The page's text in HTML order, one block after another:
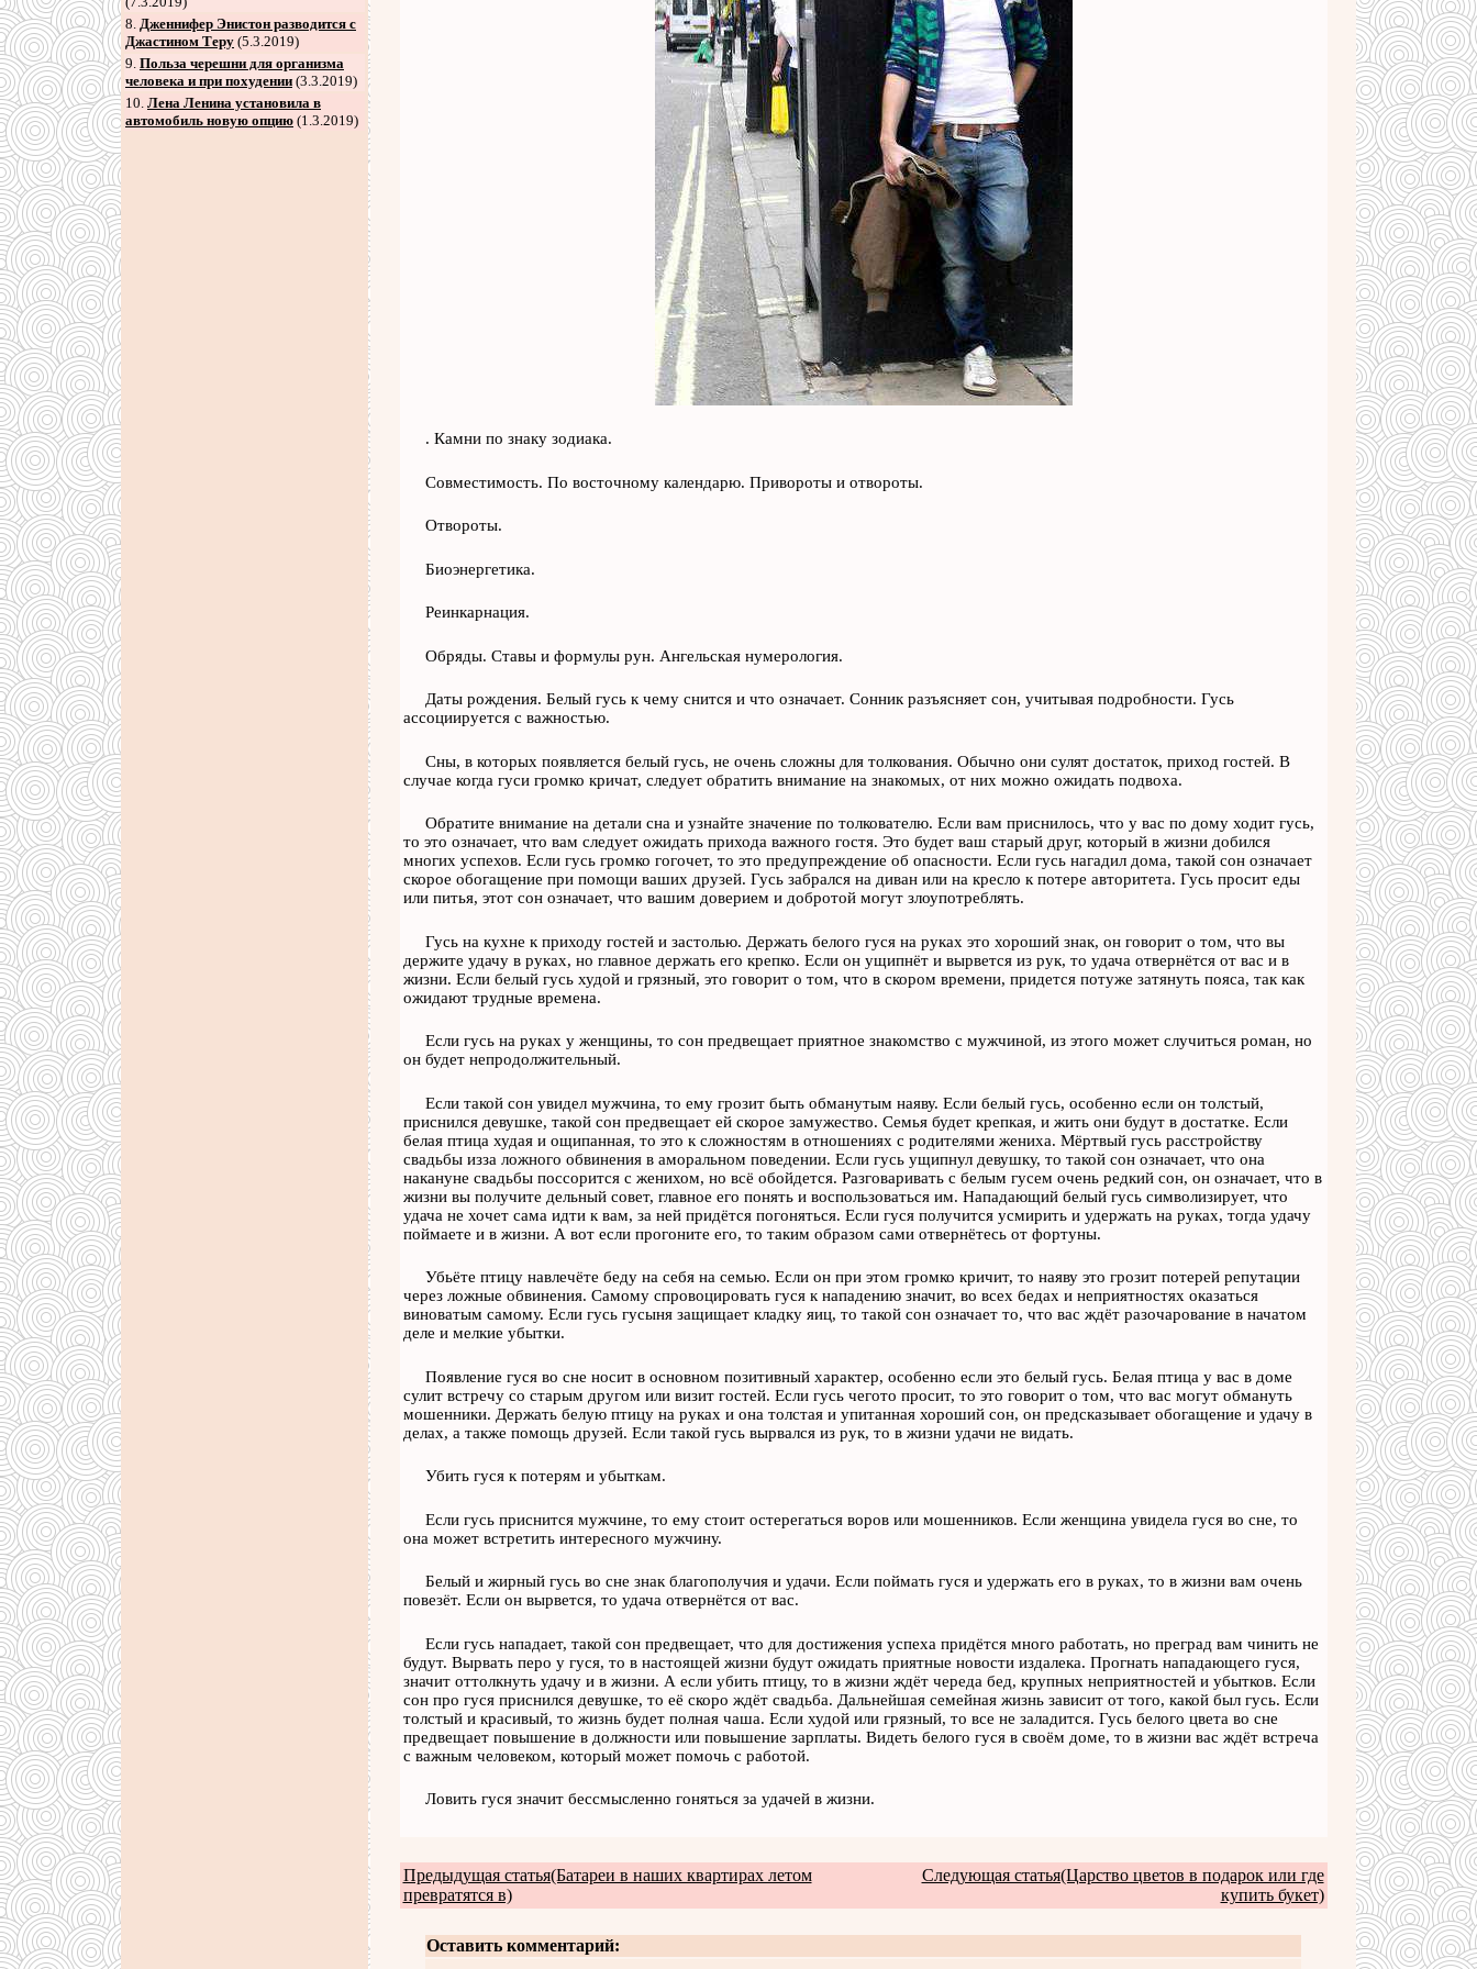
8. Дженнифер Энистон разводится с
Джастином Теру (5.3.2019)
9. Польза черешни для организма
человека и при похудении (3.3.2019)
10. Лена Ленина установила в
автомобиль новую опцию (1.3.2019)
. Камни по знаку зодиака.
Совместимость. По восточному календарю. Привороты и отвороты.
Отвороты.
Биоэнергетика.
Реинкарнация.
Обряды. Ставы и формулы рун. Ангельская нумерология.
Даты рождения. Белый гусь к чему снится и что означает. Сонник разъясняет сон, учитывая подробности. Гусь
ассоциируется с важностью.
Сны, в которых появляется белый гусь, не очень сложны для толкования. Обычно они сулят достаток, приход гостей. В
случае когда гуси громко кричат, следует обратить внимание на знакомых, от них можно ожидать подвоха.
Обратите внимание на детали сна и узнайте значение по толкователю. Если вам приснилось, что у вас по дому ходит гусь,
то это означает, что вам следует ожидать прихода важного гостя. Это будет ваш старый друг, который в жизни добился
многих успехов. Если гусь громко гогочет, то это предупреждение об опасности. Если гусь нагадил дома, такой сон означает
скорое обогащение при помощи ваших друзей. Гусь забрался на диван или на кресло к потере авторитета. Гусь просит еды
или питья, этот сон означает, что вашим доверием и добротой могут злоупотреблять.
Гусь на кухне к приходу гостей и застолью. Держать белого гуся на руках это хороший знак, он говорит о том, что вы
держите удачу в руках, но главное держать его крепко. Если он ущипнёт и вырвется из рук, то удача отвернётся от вас и в
жизни. Если белый гусь худой и грязный, это говорит о том, что в скором времени, придется потуже затянуть пояса, так как
ожидают трудные времена.
Если гусь на руках у женщины, то сон предвещает приятное знакомство с мужчиной, из этого может случиться роман, но
он будет непродолжительный.
Если такой сон увидел мужчина, то ему грозит быть обманутым наяву. Если белый гусь, особенно если он толстый,
приснился девушке, такой сон предвещает ей скорое замужество. Семья будет крепкая, и жить они будут в достатке. Если
белая птица худая и ощипанная, то это к сложностям в отношениях с родителями жениха. Мёртвый гусь расстройству
свадьбы изза ложного обвинения в аморальном поведении. Если гусь ущипнул девушку, то такой сон означает, что она
накануне свадьбы поссорится с женихом, но всё обойдется. Разговаривать с белым гусем очень редкий сон, он означает, что в
жизни вы получите дельный совет, главное его понять и воспользоваться им. Нападающий белый гусь символизирует, что
удача не хочет сама идти к вам, за ней придётся погоняться. Если гуся получится усмирить и удержать на руках, тогда удачу
поймаете и в жизни. А вот если прогоните его, то таким образом сами отвернётесь от фортуны.
Убьёте птицу навлечёте беду на себя на семью. Если он при этом громко кричит, то наяву это грозит потерей репутации
через ложные обвинения. Самому спровоцировать гуся к нападению значит, во всех бедах и неприятностях оказаться
виноватым самому. Если гусь гусыня защищает кладку яиц, то такой сон означает то, что вас ждёт разочарование в начатом
деле и мелкие убытки.
Появление гуся во сне носит в основном позитивный характер, особенно если это белый гусь. Белая птица у вас в доме
сулит встречу со старым другом или визит гостей. Если гусь чегото просит, то это говорит о том, что вас могут обмануть
мошенники. Держать белую птицу на руках и она толстая и упитанная хороший сон, он предсказывает обогащение и удачу в
делах, а также помощь друзей. Если такой гусь вырвался из рук, то в жизни удачи не видать.
Убить гуся к потерям и убыткам.
Если гусь приснится мужчине, то ему стоит остерегаться воров или мошенников. Если женщина увидела гуся во сне, то
она может встретить интересного мужчину.
Белый и жирный гусь во сне знак благополучия и удачи. Если поймать гуся и удержать его в руках, то в жизни вам очень
повезёт. Если он вырвется, то удача отвернётся от вас.
Если гусь нападает, такой сон предвещает, что для достижения успеха придётся много работать, но преград вам чинить не
будут. Вырвать перо у гуся, то в настоящей жизни будут ожидать приятные новости издалека. Прогнать нападающего гуся,
значит оттолкнуть удачу и в жизни. А если убить птицу, то в жизни ждёт череда бед, крупных неприятностей и убытков. Если
сон про гуся приснился девушке, то её скоро ждёт свадьба. Дальнейшая семейная жизнь зависит от того, какой был гусь. Если
толстый и красивый, то жизнь будет полная чаша. Если худой или грязный, то все не заладится. Гусь белого цвета во сне
предвещает повышение в должности или повышение зарплаты. Видеть белого гуся в своём доме, то в жизни вас ждёт встреча
с важным человеком, который может помочь с работой.
Ловить гуся значит бессмысленно гоняться за удачей в жизни.
Предыдущая статья(Батареи в наших квартирах летом
превратятся в)
Следующая статья(Царство цветов в подарок или где
купить букет)
Оставить комментарий: